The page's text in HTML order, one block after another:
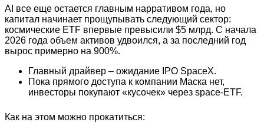
AI все еще остается главным нарративом года, но
капитал начинает прощупывать следующий сектор:
космические ETF впервые превысили $5 млрд. С начала
2026 года объем активов удвоился, а за последний год
вырос примерно на 900%.
Главный драйвер – ожидание IPO SpaceX.
Пока прямого доступа к компании Маска нет,
инвесторы покупают «кусочек» через space-ETF.
Как на этом можно прокатиться: